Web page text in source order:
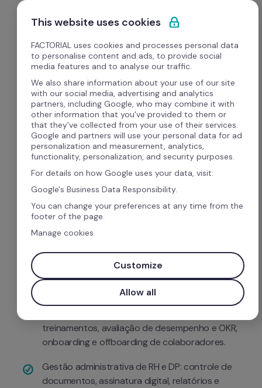
Pular para o conteúdo
Experimente Grátis
Tudo o que você precisa
para o seu RH e DP em
uma única plataforma!
Com planos a partir de R$7,60 por
colaborador, você garante acesso a
ferramentas incríveis, para otimizar sua a
gestão de pessoas! 🚀
lugar: escalas e turnos, ponto e registro de
frequência, férias e ausências.
treinamentos, avaliação de desempenho e OKR,
onboarding e offboarding de colaboradores.
Gestão administrativa de RH e DP: controle de
documentos, assinatura digital, relatórios e
This website uses cookies
FACTORIAL uses cookies and processes personal data
to personalise content and ads, to provide social
media features and to analyse our traffic.
We also share information about your use of our site
with our social media, advertising and analytics
partners, including Google, who may combine it with
other information that you've provided to them or
that they've collected from your use of their services.
Google and partners will use your personal data for ad
personalization and measurement, analytics,
functionality, personalization, and security purposes.
For details on how Google uses your data, visit:
Google's Business Data Responsibility.
You can change your preferences at any time from the
footer of the page.
Manage cookies
Customize
Allow all